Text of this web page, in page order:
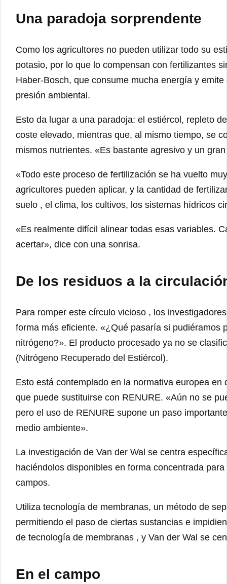
Una paradoja sorprendente
Como los agricultores no pueden utilizar todo su
potasio, por lo que lo compensan con fertilizantes
Haber-Bosch, que consume mucha energía y
presión ambiental.
Esto da lugar a una paradoja: el estiércol, repleto
coste elevado, mientras que, al mismo tiempo, se
mismos nutrientes. «Es bastante agresivo y un
«Todo este proceso de fertilización se ha vuelto
agricultores pueden aplicar, y la cantidad de
suelo , el clima, los cultivos, los sistemas hídricos
«Es realmente difícil alinear todas esas variables.
acertar», dice con una sonrisa.
De los residuos a la
Para romper este círculo vicioso , los
forma más eficiente. «¿Qué pasaría si pudiéramos
nitrógeno?». El producto procesado ya no se
(Nitrógeno Recuperado del Estiércol).
Esto está contemplado en la normativa europea
que puede sustituirse con RENURE. «Aún no se
pero el uso de RENURE supone un paso
medio ambiente».
La investigación de Van der Wal se centra
haciéndolos disponibles en forma concentrada
campos.
Utiliza tecnología de membranas, un método de
permitiendo el paso de ciertas sustancias e
de tecnología de membranas , y Van der Wal se
En el campo